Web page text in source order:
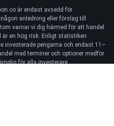
är endast avsedd för
anledning eller förslag till
varnar vi dig härmed för att handel
är en hög risk. Enligt statistiken
investerade pengarna och endast 11–
med terminer och optioner medför
för alla investerare.